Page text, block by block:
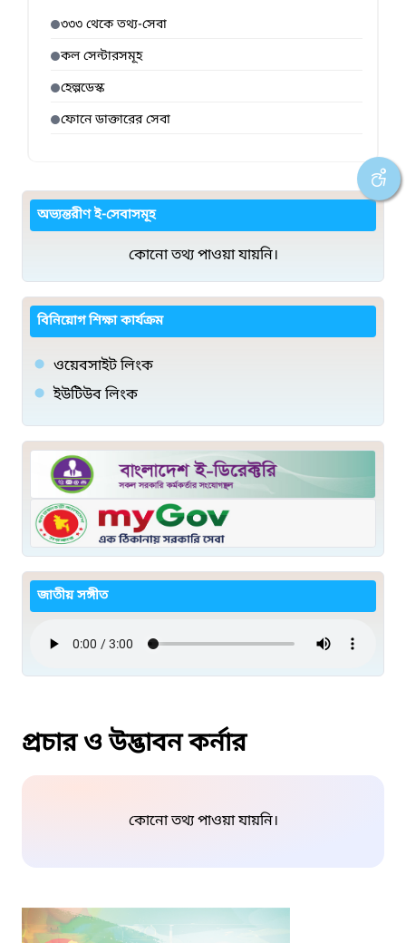
৩৩৩ থেকে তথ্য-সেবা
কল সেন্টারসমূহ
হেল্পডেস্ক
ফোনে ডাক্তারের সেবা
অভ্যন্তরীণ ই-সেবাসমূহ
কোনো তথ্য পাওয়া যায়নি।
বিনিয়োগ শিক্ষা কার্যক্রম
ওয়েবসাইট লিংক
ইউটিউব লিংক
জাতীয় সঙ্গীত
প্রচার ও উদ্ভাবন কর্নার
কোনো তথ্য পাওয়া যায়নি।